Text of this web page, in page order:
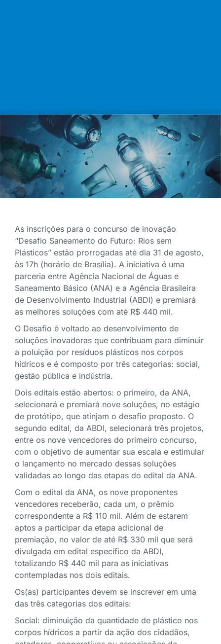
As inscrições para o concurso de inovação
“Desafio Saneamento do Futuro: Rios sem
Plásticos” estão prorrogadas até dia 31 de agosto,
às 17h (horário de Brasília). A iniciativa é uma
parceria entre Agência Nacional de Águas e
Saneamento Básico (ANA) e a Agência Brasileira
de Desenvolvimento Industrial (ABDI) e premiará
as melhores soluções com até R$ 440 mil.
O Desafio é voltado ao desenvolvimento de
soluções inovadoras que contribuam para diminuir
a poluição por resíduos plásticos nos corpos
hídricos e é composto por três categorias: social,
gestão pública e indústria.
Dois editais estão abertos: o primeiro, da ANA,
selecionará e premiará nove soluções, no estágio
de protótipo, que atinjam o desafio proposto. O
segundo edital, da ABDI, selecionará três projetos,
entre os nove vencedores do primeiro concurso,
com o objetivo de aumentar sua escala e estimular
o lançamento no mercado dessas soluções
validadas ao longo das etapas do edital da ANA.
Com o edital da ANA, os nove proponentes
vencedores receberão, cada um, o prêmio
correspondente a R$ 110 mil. Além de estarem
aptos a participar da etapa adicional de
premiação, no valor de até R$ 330 mil que será
divulgada em edital específico da ABDI,
totalizando R$ 440 mil para as iniciativas
contempladas nos dois editais.
Os(as) participantes devem se inscrever em uma
das três categorias dos editais:
Social: diminuição da quantidade de plástico nos
corpos hídricos a partir da ação dos cidadãos,